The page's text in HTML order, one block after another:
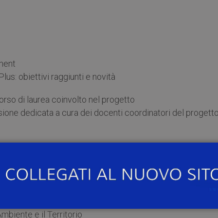
obiettivi raggiunti e novità
di laurea coinvolto nel progetto
dedicata a cura dei docenti coordinatori del
e il Territorio